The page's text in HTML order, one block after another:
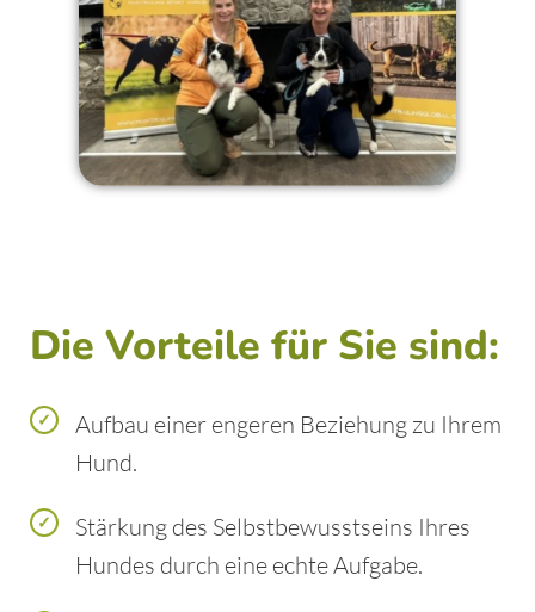
Die Vorteile für Sie sind:
Aufbau einer engeren Beziehung zu Ihrem
Hund.
Stärkung des Selbstbewusstseins Ihres
Hundes durch eine echte Aufgabe.